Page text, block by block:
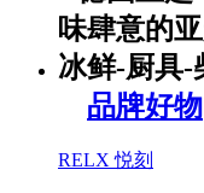
品牌好物
RELX 悦刻